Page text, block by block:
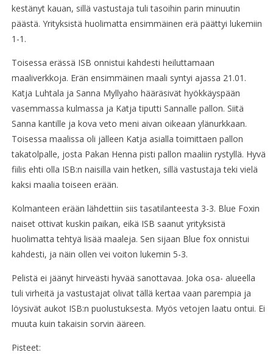
kestänyt kauan, sillä vastustaja tuli tasoihin parin minuutin
päästä. Yrityksistä huolimatta ensimmäinen erä päättyi lukemiin
1-1.
Toisessa erässä ISB onnistui kahdesti heiluttamaan
maaliverkkoja. Erän ensimmäinen maali syntyi ajassa 21.01.
Katja Luhtala ja Sanna Myllyaho hääräsivät hyökkäyspään
vasemmassa kulmassa ja Katja tiputti Sannalle pallon. Siitä
Sanna kantille ja kova veto meni aivan oikeaan ylänurkkaan.
Toisessa maalissa oli jälleen Katja asialla toimittaen pallon
takatolpalle, josta Pakan Henna pisti pallon maaliin rystyllä. Hyvä
fiilis ehti olla ISB:n naisilla vain hetken, sillä vastustaja teki vielä
kaksi maalia toiseen erään.
Kolmanteen erään lähdettiin siis tasatilanteesta 3-3. Blue Foxin
naiset ottivat kuskin paikan, eikä ISB saanut yrityksistä
huolimatta tehtyä lisää maaleja. Sen sijaan Blue fox onnistui
kahdesti, ja näin ollen vei voiton lukemin 5-3.
Pelistä ei jäänyt hirveästi hyvää sanottavaa. Joka osa- alueella
tuli virheitä ja vastustajat olivat tällä kertaa vaan parempia ja
löysivät aukot ISB:n puolustuksesta. Myös vetojen laatu ontui. Ei
muuta kuin takaisin sorvin ääreen.
Pisteet: